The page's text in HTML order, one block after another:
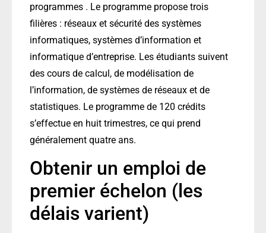
programmes . Le programme propose trois
filières : réseaux et sécurité des systèmes
informatiques, systèmes d’information et
informatique d’entreprise. Les étudiants suivent
des cours de calcul, de modélisation de
l’information, de systèmes de réseaux et de
statistiques. Le programme de 120 crédits
s’effectue en huit trimestres, ce qui prend
généralement quatre ans.
Obtenir un emploi de
premier échelon (les
délais varient)